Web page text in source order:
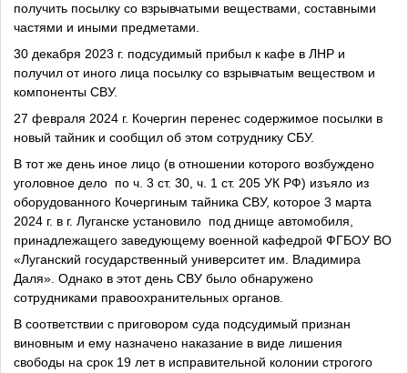
получить посылку со взрывчатыми веществами, составными
частями и иными предметами.
30 декабря 2023 г. подсудимый прибыл к кафе в ЛНР и
получил от иного лица посылку со взрывчатым веществом и
компоненты СВУ.
27 февраля 2024 г. Кочергин перенес содержимое посылки в
новый тайник и сообщил об этом сотруднику СБУ.
В тот же день иное лицо (в отношении которого возбуждено
уголовное дело по ч. 3 ст. 30, ч. 1 ст. 205 УК РФ) изъяло из
оборудованного Кочергиным тайника СВУ, которое 3 марта
2024 г. в г. Луганске установило под днище автомобиля,
принадлежащего заведующему военной кафедрой ФГБОУ ВО
«Луганский государственный университет им. Владимира
Даля». Однако в этот день СВУ было обнаружено
сотрудниками правоохранительных органов.
В соответствии с приговором суда подсудимый признан
виновным и ему назначено наказание в виде лишения
свободы на срок 19 лет в исправительной колонии строгого